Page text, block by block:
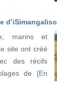
d’iSimangaliso
marins et
site ont créé
des récifs
de [En